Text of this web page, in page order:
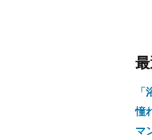
憧
マ